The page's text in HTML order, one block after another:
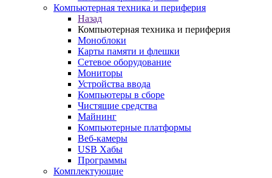
Компьютерная техника и периферия
Назад
Компьютерная техника и периферия
Моноблоки
Карты памяти и флешки
Сетевое оборудование
Мониторы
Устройства ввода
Компьютеры в сборе
Чистящие средства
Майнинг
Компьютерные платформы
Веб-камеры
USB Хабы
Программы
Комплектующие